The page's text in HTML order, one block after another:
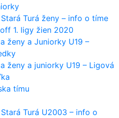
Stará Turá ženy – info o tíme
1. ligy žien 2020
ženy a Juniorky U19 –
ženy a juniorky U19 – Ligová
tímu
Stará Turá U2003 – info o